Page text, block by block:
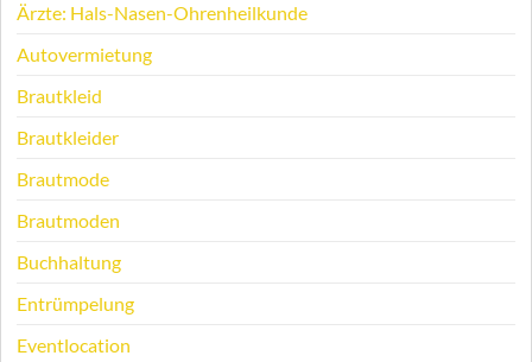
Ärzte: Hals-Nasen-Ohrenheilkunde
Autovermietung
Brautkleid
Brautkleider
Brautmode
Brautmoden
Buchhaltung
Entrümpelung
Eventlocation